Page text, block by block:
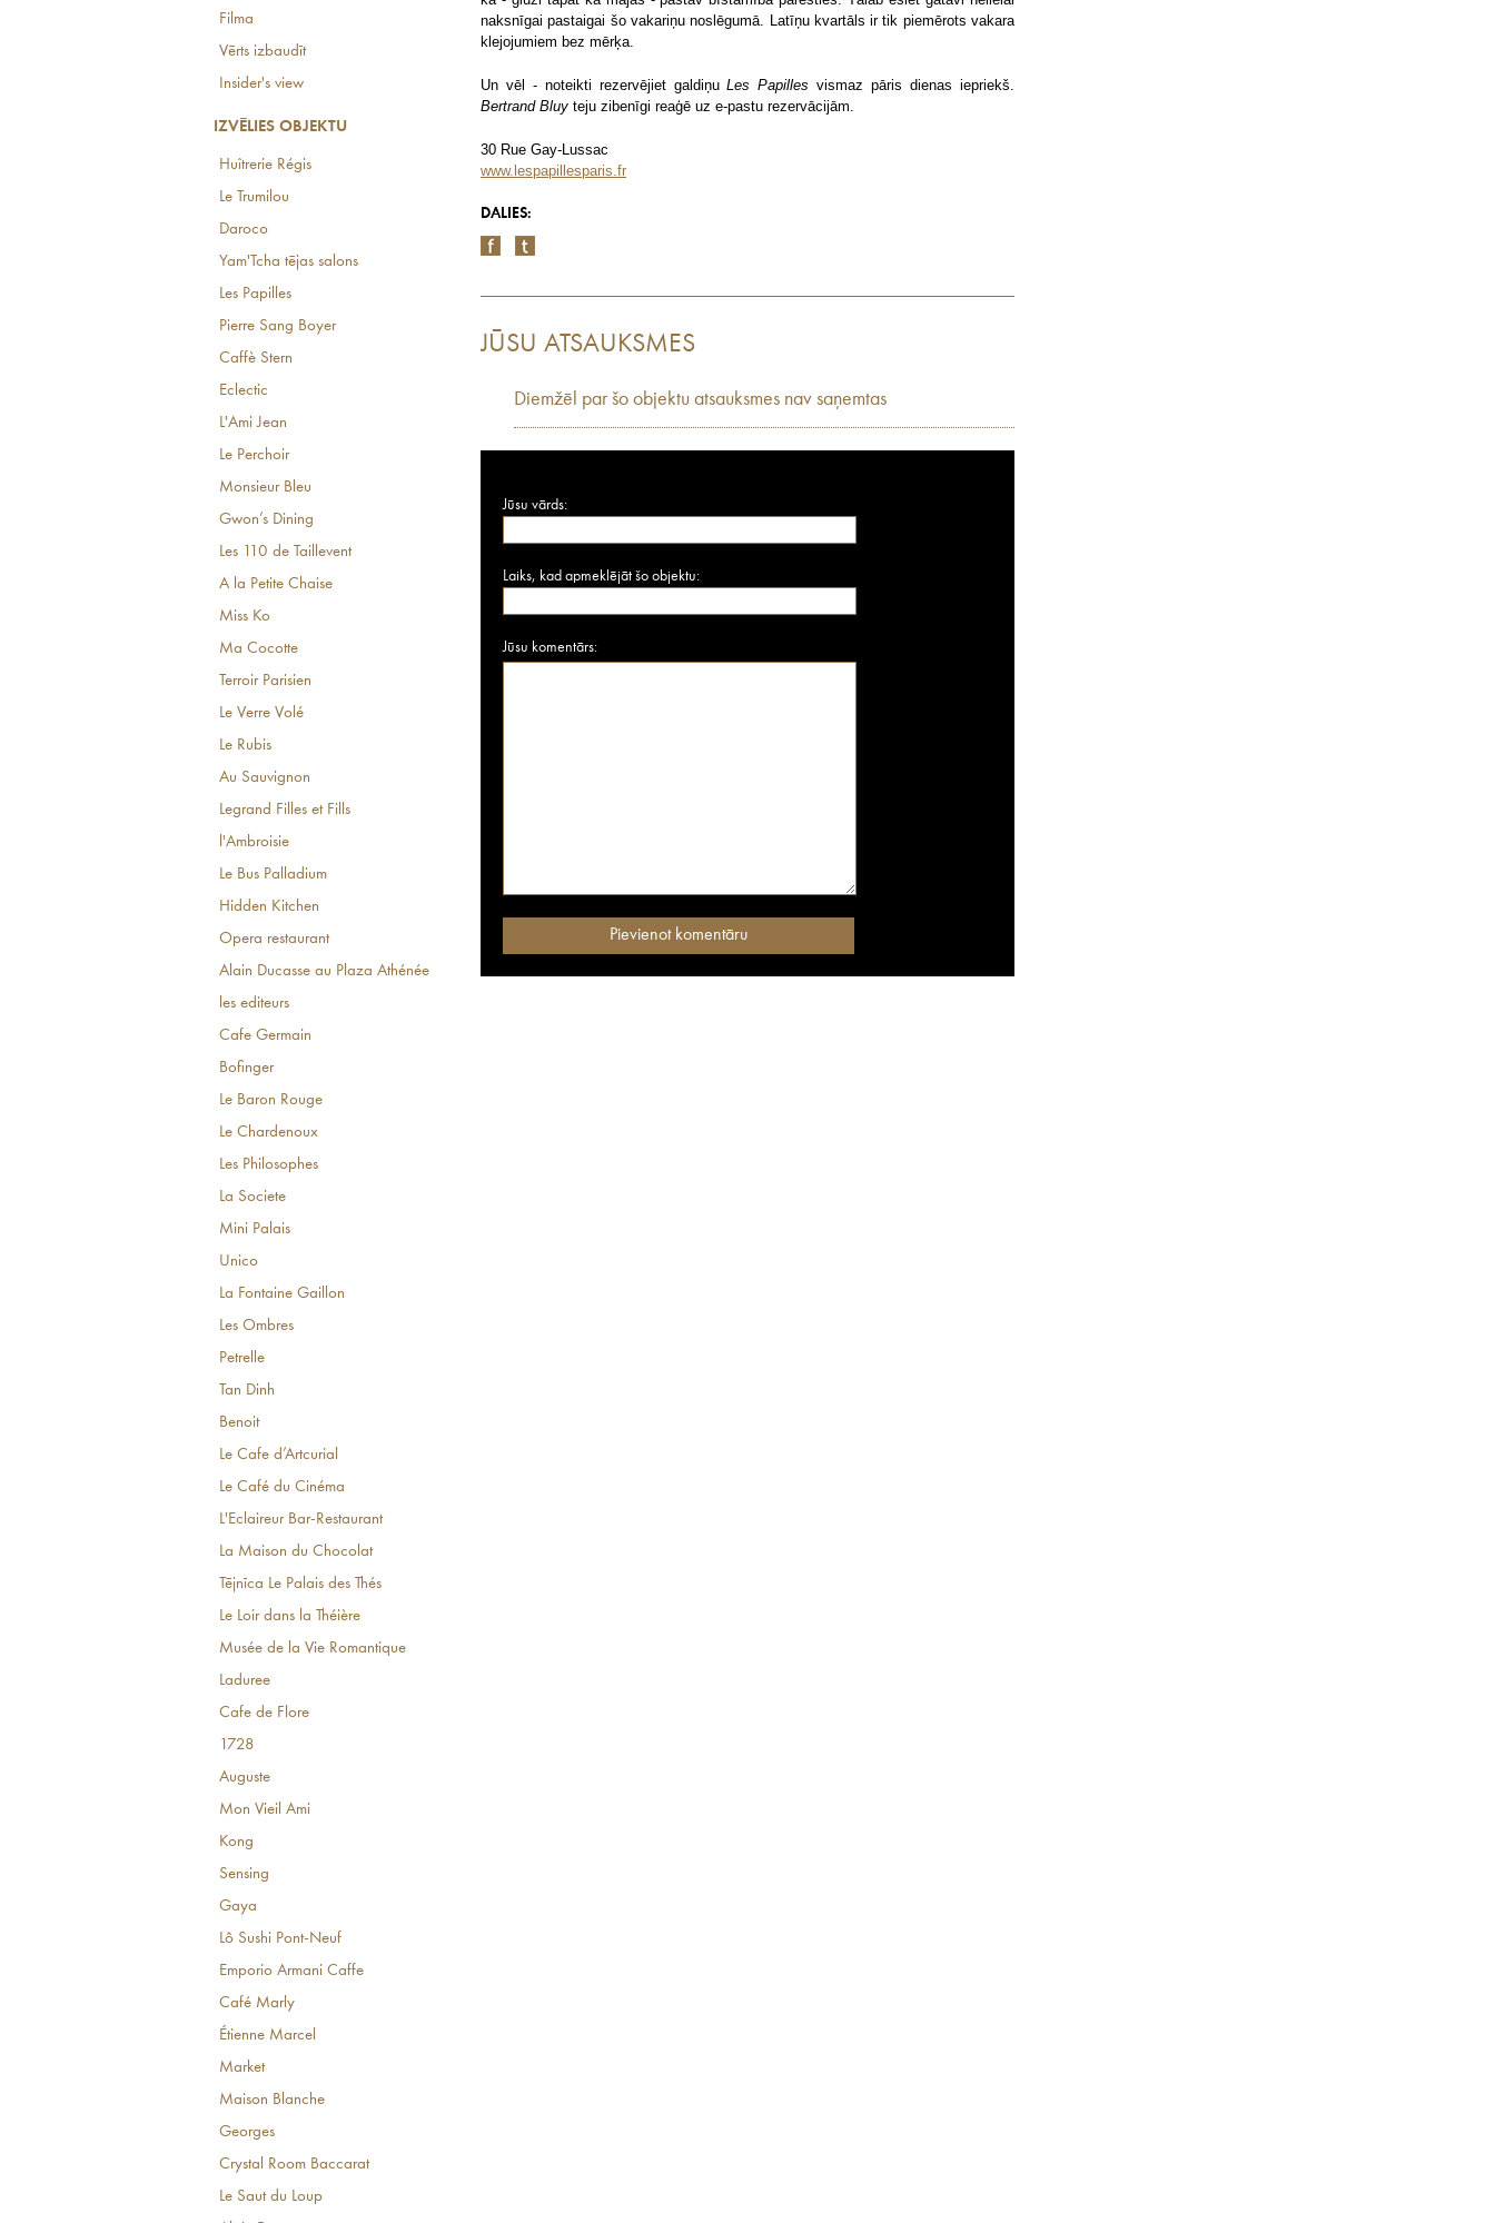
Filma
Vērts izbaudīt
Insider's view
IZVĒLIES OBJEKTU
Huîtrerie Régis
Le Trumilou
Daroco
Yam'Tcha tējas salons
Les Papilles
Pierre Sang Boyer
Caffè Stern
Eclectic
L'Ami Jean
Le Perchoir
Monsieur Bleu
Gwon’s Dining
Les 110 de Taillevent
A la Petite Chaise
Miss Ko
Ma Cocotte
Terroir Parisien
Le Verre Volé
Le Rubis
Au Sauvignon
Legrand Filles et Fills
l'Ambroisie
Le Bus Palladium
Hidden Kitchen
Opera restaurant
Alain Ducasse au Plaza Athénée
les editeurs
Cafe Germain
Bofinger
Le Baron Rouge
Le Chardenoux
Les Philosophes
La Societe
Mini Palais
Unico
La Fontaine Gaillon
Les Ombres
Petrelle
Tan Dinh
Benoit
Le Cafe d’Artcurial
Le Café du Cinéma
L'Eclaireur Bar-Restaurant
La Maison du Chocolat
Tējnīca Le Palais des Thés
Le Loir dans la Théière
Musée de la Vie Romantique
Laduree
Cafe de Flore
1728
Auguste
Mon Vieil Ami
Kong
Sensing
Gaya
Lô Sushi Pont-Neuf
Emporio Armani Caffe
Café Marly
Étienne Marcel
Market
Maison Blanche
Georges
Crystal Room Baccarat
Le Saut du Loup
naksnīgai pastaigai šo vakariņu noslēgumā. Latīņu kvartāls ir tik piemērots vakara
klejojumiem bez mērķa.
Un vēl - noteikti rezervējiet galdiņuLes Papilles vismaz pāris dienas iepriekš.
Bertrand Bluy teju zibenīgi reaģē uz e-pastu rezervācijām.
30 Rue Gay-Lussac
www.lespapillesparis.fr
DALIES:
JŪSU ATSAUKSMES
Diemžēl par šo objektu atsauksmes nav saņemtas
Jūsu vārds:
Laiks, kad apmeklējāt šo objektu:
Jūsu komentārs: